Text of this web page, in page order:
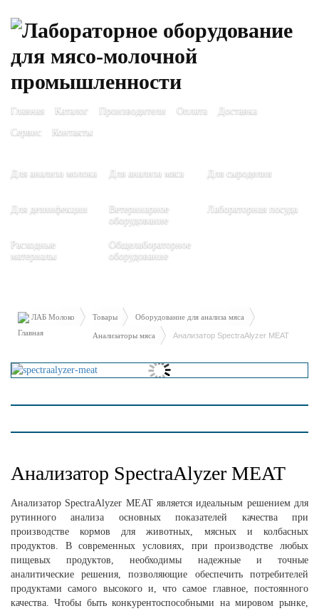
Главная Каталог Производители Оплата
Доставка
Сервис
Контакты
Для анализа молока Для анализа мяса Для сыроделия
Для дезинфекции
Ветеринарное
оборудование
Лабораторная посуда
Расходные
материалы
Общелабораторное
оборудование
ЛАБ Молоко Товары Оборудование для анализа мяса
Анализаторы мяса Анализатор SpectraAlyzer MEAT
Анализатор SpectraAlyzer MEAT
Анализатор SpectraAlyzer MEAT является идеальным решением для
рутинного анализа основных показателей качества при
производстве кормов для животных, мясных и колбасных
продуктов. В современных условиях, при производстве любых
пищевых продуктов, необходимы надежные и точные
аналитические решения, позволяющие обеспечить потребителей
продуктами самого высокого и, что самое главное, постоянного
качества. Чтобы быть конкурентоспособными на мировом рынке,